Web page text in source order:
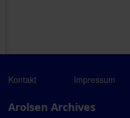
Kontakt Impressum
Arolsen Archives